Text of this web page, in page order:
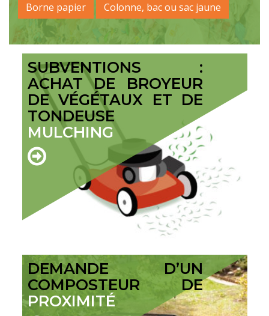
Borne papier Colonne, bac ou sac jaune
SUBVENTIONS :
ACHAT DE BROYEUR
DE VÉGÉTAUX ET DE
TONDEUSE
MULCHING
DEMANDE D’UN
COMPOSTEUR DE
PROXIMITÉ